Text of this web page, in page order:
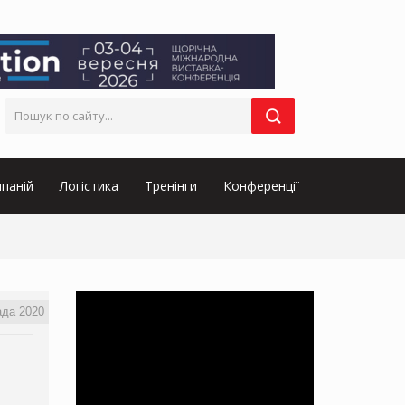
Логістика Тренінги Конференції
2020